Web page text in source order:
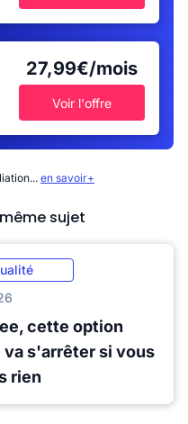
27,99€/mois
Voir l'offre
en savoir+
sujet
cette option
s'arrêter si vous
rien